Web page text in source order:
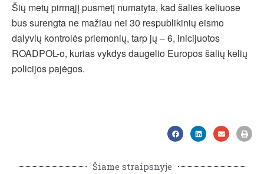
Šių metų pirmąjį pusmetį numatyta, kad šalies keliuose
bus surengta ne mažiau nei 30 respublikinių eismo
dalyvių kontrolės priemonių, tarp jų – 6, inicijuotos
ROADPOL-o, kurias vykdys daugelio Europos šalių kelių
policijos pajėgos.
Šiame straipsnyje